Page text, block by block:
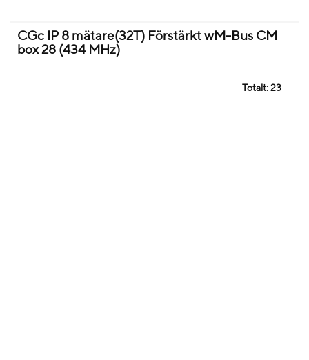
CGc IP 8 mätare(32T) Förstärkt wM-Bus CM
box 28 (434 MHz)
Totalt: 23